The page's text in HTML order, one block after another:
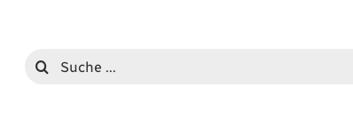
Suche
nach: